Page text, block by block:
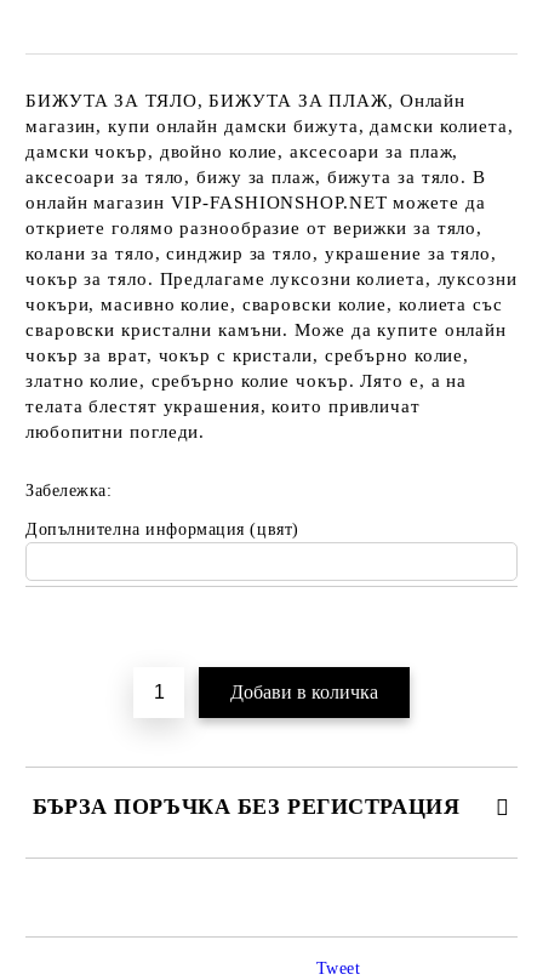
БИЖУТА ЗА ТЯЛО, БИЖУТА ЗА ПЛАЖ, Онлайн
магазин, купи онлайн дамски бижута, дамски колиета,
дамски чокър, двойно колие, аксесоари за плаж,
аксесоари за тяло, бижу за плаж, бижута за тяло. В
онлайн магазин VIP-FASHIONSHOP.NET можете да
откриете голямо разнообразие от верижки за тяло,
колани за тяло, синджир за тяло, украшение за тяло,
чокър за тяло. Предлагаме луксозни колиета, луксозни
чокъри, масивно колие, сваровски колие, колиета със
сваровски кристални камъни. Може да купите онлайн
чокър за врат, чокър с кристали, сребърно колие,
златно колие, сребърно колие чокър. Лято е, а на
телата блестят украшения, които привличат
любопитни погледи.
Забележка:
Допълнителна информация (цвят)
БЪРЗА ПОРЪЧКА БЕЗ РЕГИСТРАЦИЯ
Tweet